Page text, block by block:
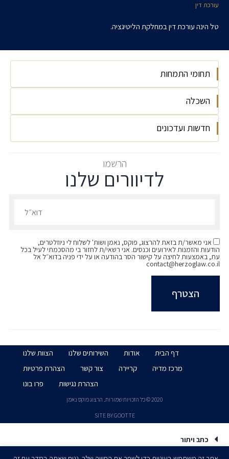
עורכת דין
טל הינה עורכת דין במחלקת הליטיגציה.
תחומי התמחות
ליטיגציההשכלה
אוניברסיטת רייכמן LLB משפטים 2021
אוניברסיטת רייכמן BA פסיכולוגיה 2021
חדשות ועדכונים
להב נ' גוטמן – ניצחון בבית המשפט העליון והחלטה
תקדימית בתחום דיני החברות!
החלטה תקדימית בתחום דיני החברות!
הרשמו
לדיוורים שלנו
אני מאשר/ת בזאת להרצוג, פוקס, נאמן ושות' לשלוח לי ניוזלטרים,
הודעות והזמנות לאירועים וכנסים. אני רשאי/ת לחזור בי מהסכמתי לעיל בכל
עת, באמצעות לחיצה על קישור הסר בהודעה או על ידי פניה בדוא״ל אל
contact@herzoglaw.co.il
דף הבית אודות השירותים שלנו
הצוות שלנו
מרכז מדיה
קריירה צור קשר
הצהרת פרטיות
הצהרת נגישות
פרו בונו
2020 © כל הזכויות שמורות. הרצוג פוקס נאמן
SITE BY GOOTTE
כתב ויתור